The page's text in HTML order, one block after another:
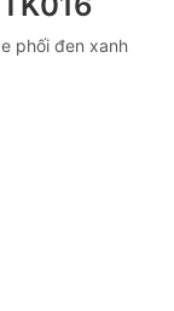
phối đen xanh